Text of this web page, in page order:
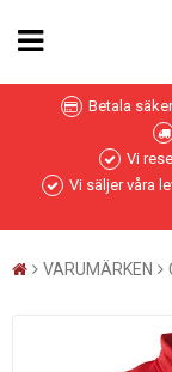
Betala
Vi
Vi säljer våra
VARUMÄRKEN